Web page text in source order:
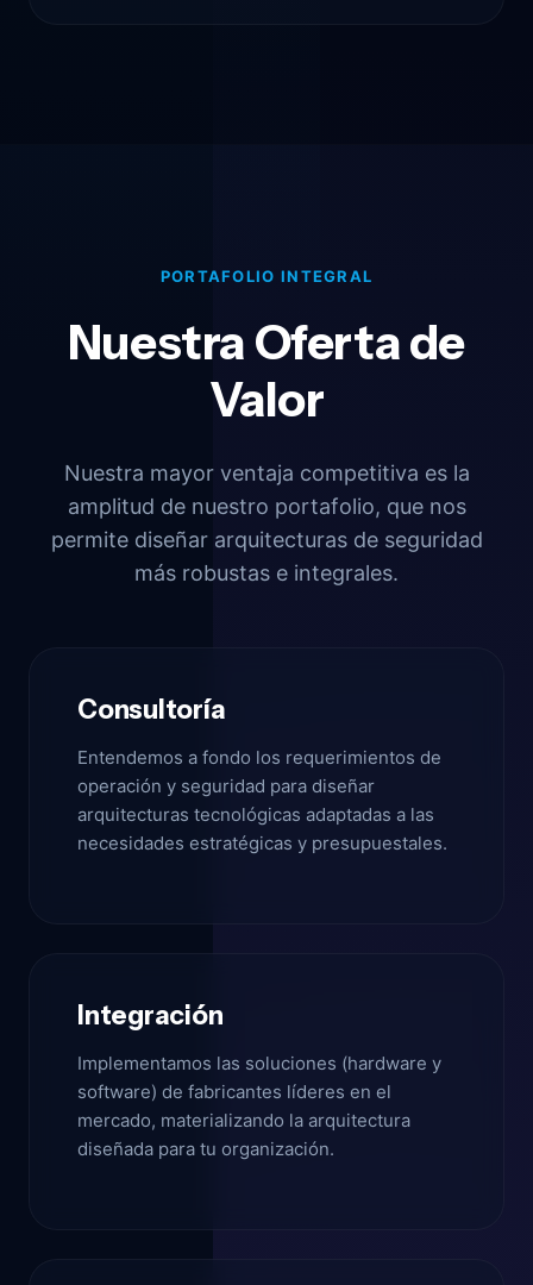
PORTAFOLIO INTEGRAL
Nuestra Oferta de
Valor
Nuestra mayor ventaja competitiva es la
amplitud de nuestro portafolio, que nos
permite diseñar arquitecturas de seguridad
más robustas e integrales.
Consultoría
Entendemos a fondo los requerimientos de
operación y seguridad para diseñar
arquitecturas tecnológicas adaptadas a las
necesidades estratégicas y presupuestales.
Integración
Implementamos las soluciones (hardware y
software) de fabricantes líderes en el
mercado, materializando la arquitectura
diseñada para tu organización.